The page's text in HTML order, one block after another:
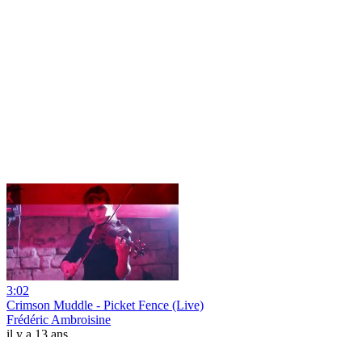
3:02
Crimson Muddle - Picket Fence (Live)
Frédéric Ambroisine